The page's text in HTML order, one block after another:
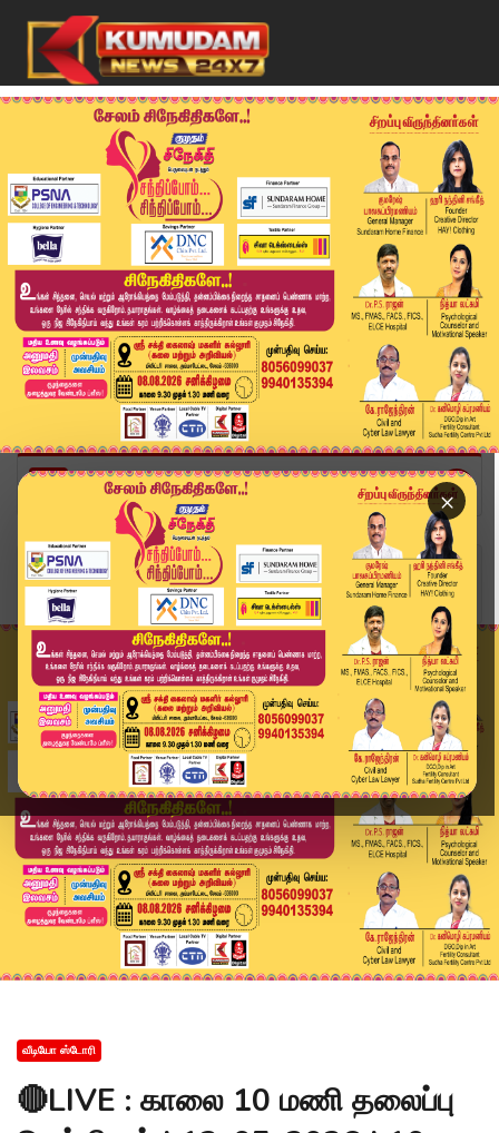
×
Home
வீடியோ ஸ்டோரி
🔴LIVE : காலை 10 மணி தலைப்பு செய்திகள் | 12-05-...
வீடியோ ஸ்டோரி
🔴LIVE : காலை 10 மணி தலைப்பு